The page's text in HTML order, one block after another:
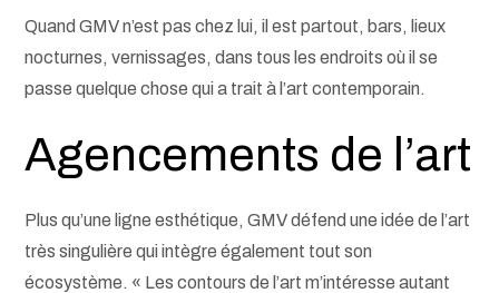
Quand GMV n’est pas chez lui, il est partout, bars, lieux
nocturnes, vernissages, dans tous les endroits où il se
passe quelque chose qui a trait à l’art contemporain.
Agencements de l’art
Plus qu’une ligne esthétique, GMV défend une idée de l’art
très singulière qui intègre également tout son
écosystème. « Les contours de l’art m’intéresse autant